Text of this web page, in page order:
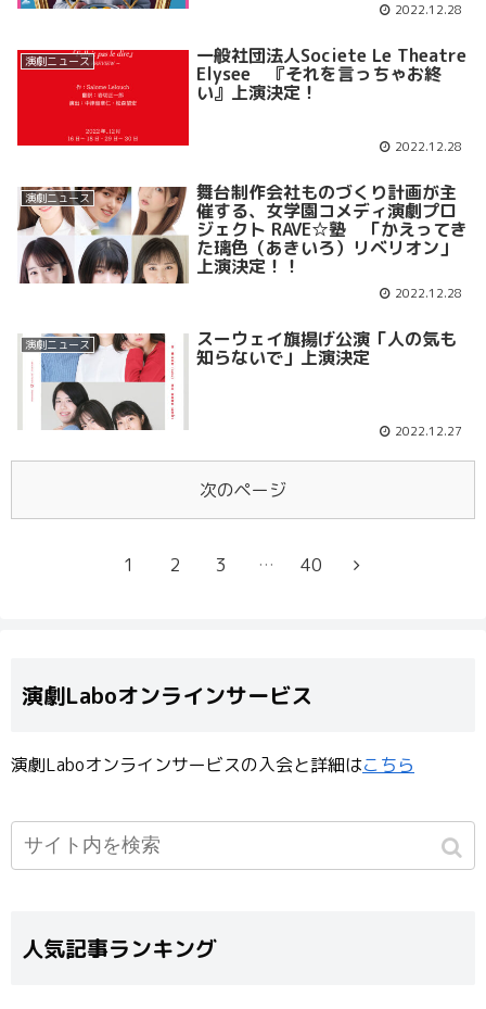
2022.12.28
演劇ニュース 一般社団法人Societe Le Theatre
Elysee 『それを言っちゃお終
い』上演決定！
2022.12.28
演劇ニュース 舞台制作会社ものづくり計画が主
催する、女学園コメディ演劇プロ
ジェクト RAVE☆塾 「かえってき
た璃色（あきいろ）リベリオン」
上演決定！！
2022.12.28
演劇ニュース スーウェイ旗揚げ公演「人の気も
知らないで」上演決定
2022.12.27
次のページ
1 2 3 … 40
演劇Laboオンラインサービス
演劇Laboオンラインサービスの入会と詳細はこちら
人気記事ランキング